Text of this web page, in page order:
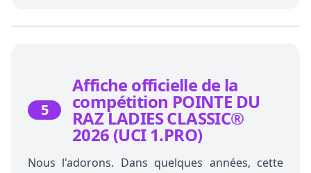
5
Affiche officielle de la
compétition POINTE DU
RAZ LADIES CLASSIC®
2026 (UCI 1.PRO)
Nous l'adorons. Dans quelques années, cette